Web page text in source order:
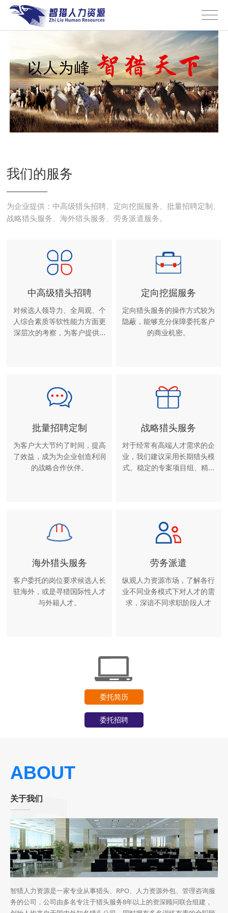
我们的服务
为企业提供：中高级猎头招聘、定向挖掘服务、批量招聘定制、
战略猎头服务、海外猎头服务、劳务派遣服务。
中高级猎头招聘
对候选人领导力、全局观、个
人综合素质等软性能力方面更
深层次的考察，为客户提供...
定向挖掘服务
定向猎头服务的操作方式较为
隐蔽，能够充分保障委托客户
的商业机密。
批量招聘定制
为客户大大节约了时间，提高
了效益，成为为企业创造利润
的战略合作伙伴。
战略猎头服务
对于经常有高端人才需求的企
业，我们建议采用长期猎头模
式。稳定的专案项目组、精...
海外猎头服务
客户委托的岗位要求候选人长
驻海外，或是寻猎国际性人才
与外籍人才。
劳务派遣
纵观人力资源市场，了解各行
业不同业务模式下对人才的需
求，深谙不同求职阶段人才
委托简历
委托招聘
ABOUT
关于我们
智猎人力资源是一家专业从事猎头、RPO、人力资源外包、管理咨询服
务的公司，公司由多名专注于猎头服务8年以上的资深顾问联合组建，